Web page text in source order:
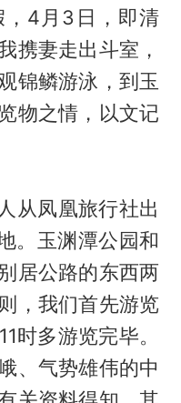
，4月3日，即清
携妻走出斗室，
锦鳞游泳，到玉
物之情，以文记
从凤凰旅行社出
。玉渊潭公园和
居公路的东西两
，我们首先游览
时多游览完毕。
、气势雄伟的中